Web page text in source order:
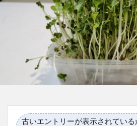
古いエントリーが表示されている